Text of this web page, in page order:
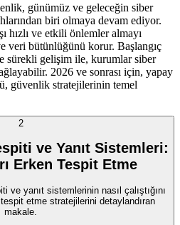
günümüz ve geleceğin siber
biri olmaya devam ediyor.
hızlı ve etkili önlemler almayı
veri bütünlüğünü korur. Başlangıç
sürekli gelişim ile, kurumlar siber
2026 ve sonrası için, yapay
güvenlik stratejilerinin temel
2
ve Yanıt Sistemleri:
Erken Tespit Etme
ve yanıt sistemlerinin nasıl çalıştığını
etme stratejilerini detaylandıran
makale.